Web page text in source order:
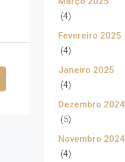
(4)
Fevereiro 2025
(4)
Janeiro 2025
(4)
Dezembro 2024
(5)
Novembro 2024
(4)